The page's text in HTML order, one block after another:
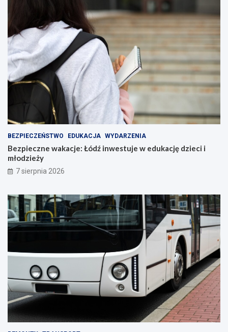
BEZPIECZEŃSTWO EDUKACJA WYDARZENIA
Bezpieczne wakacje: Łódź inwestuje w edukację dzieci i
młodzieży
7 sierpnia 2026